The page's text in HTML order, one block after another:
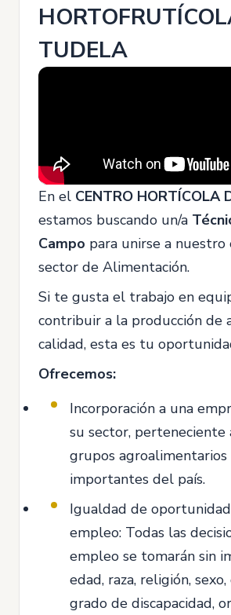
TUDELA
En el CENTRO HORTÍCOLA
estamos buscando un/a
Campo para unirse a
sector de Alimentación.
Si te gusta el trabajo en
contribuir a la producción de
calidad, esta es tu
Ofrecemos:
Incorporación a una
su sector, perteneciente
grupos agroalimentarios
importantes del país.
Igualdad de
empleo: Todas las
empleo se tomarán sin
edad, raza, religión,
grado de discapacidad,